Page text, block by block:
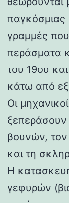
παγκόσμιας
γραμμές που
περάσματα
του 19ου
κάτω από
Οι
ξεπεράσουν
βουνών, τον
και τη
Η
γεφυρών